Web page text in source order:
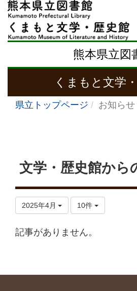
熊本県立図
くまもと文学
県立トップページ お知らせ
文学・歴史館から
2025年4月 10件
記事がありません。